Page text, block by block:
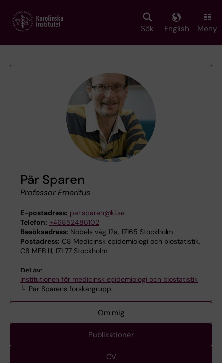
main
Sök English Meny
Pär Sparen
Professor Emeritus
E-postadress: par.sparen@ki.se
Telefon: +46852486102
Besöksadress: Nobels väg 12a, 17165 Stockholm
Postadress: C8 Medicinsk epidemiologi och biostatistik,
C8 MEB III, 171 77 Stockholm
Del av:
Institutionen för medicinsk epidemiologi och biostatistik
Pär Sparens forskargrupp
Om mig
Publikationer
CV